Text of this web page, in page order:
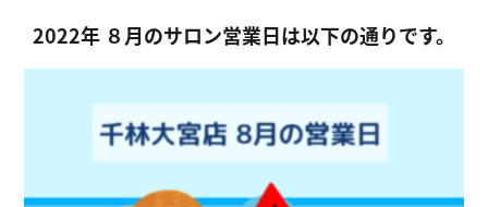
2022年 ８月のサロン営業日は以下の通りです。